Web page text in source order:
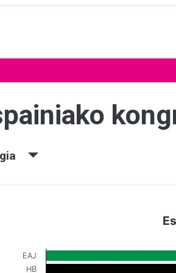
EAJ
HB